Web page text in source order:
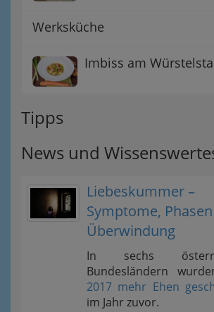
Werksküche
Imbiss am
Tipps
News und
Liebeskummer –
Symptome,
Überwindung
In sechs
Bundesländern
2017 mehr Ehen
im Jahr zuvor.